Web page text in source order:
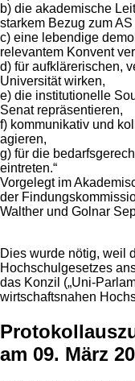
b) die akademische
starkem Bezug zum
c) eine lebendige
relevantem Konvent
d) für aufklärerischen,
Universität wirken,
e) die institutionelle
Senat repräsentieren,
f) kommunikativ und
agieren,
g) für die
eintreten.“
Vorgelegt im
der
Walther und Golnar
Dies wurde nötig, weil
Hochschulgesetzes
das Konzil („Uni-
wirtschaftsnahen
am 09. März